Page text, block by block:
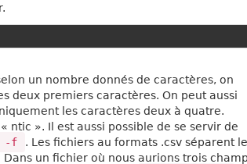
un nombre donnés de caractères, on
deux premiers caractères. On peut aussi
les caractères deux à quatre.
». Il est aussi possible de se servir de
-f
. Les fichiers au formats .csv séparent
Dans un fichier où nous aurions trois